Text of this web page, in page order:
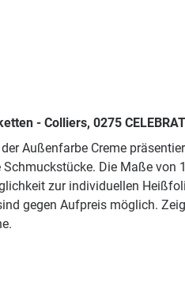
- Colliers, 0275
Außenfarbe Creme
Die Maße
zur individuellen
gegen Aufpreis möglich.